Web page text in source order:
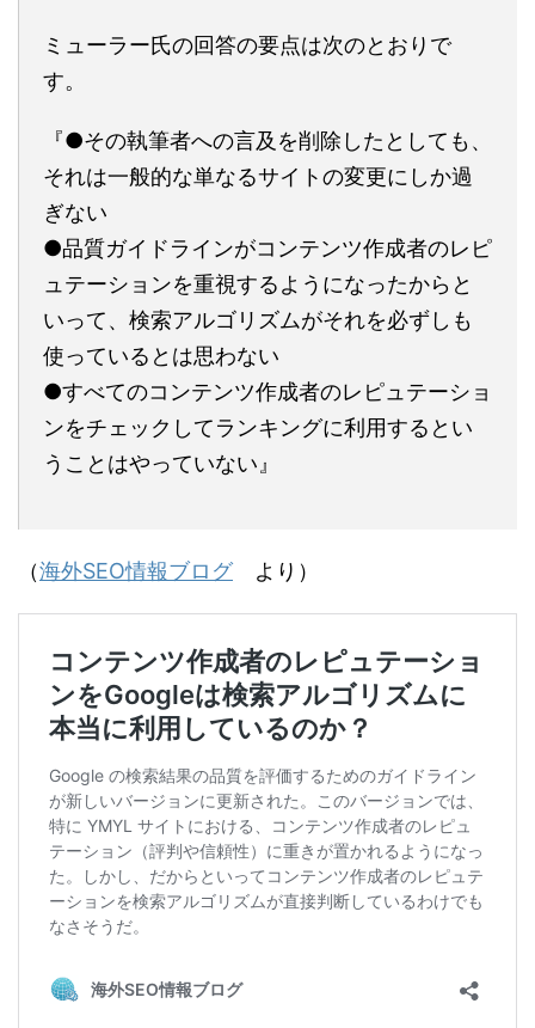
ミューラー氏の回答の要点は次のとおりで
す。
『●その執筆者への言及を削除したとしても、
それは一般的な単なるサイトの変更にしか過
ぎない
●品質ガイドラインがコンテンツ作成者のレピ
ュテーションを重視するようになったからと
いって、検索アルゴリズムがそれを必ずしも
使っているとは思わない
●すべてのコンテンツ作成者のレピュテーショ
ンをチェックしてランキングに利用するとい
うことはやっていない』
（海外SEO情報ブログより）